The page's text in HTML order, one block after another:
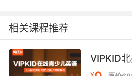
你把吊灯砸他身上 他居然立
7. chandelier fell from
相关课程推荐
VIPKID
¥